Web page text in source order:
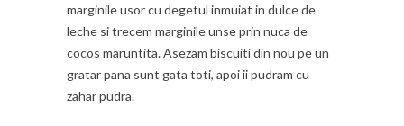
marginile usor cu degetul inmuiat in dulce de
leche si trecem marginile unse prin nuca de
cocos maruntita. Asezam biscuiti din nou pe un
gratar pana sunt gata toti, apoi ii pudram cu
zahar pudra.